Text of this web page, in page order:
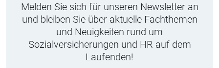
Melden Sie sich für unseren Newsletter an
und bleiben Sie über aktuelle Fachthemen
und Neuigkeiten rund um
Sozialversicherungen und HR auf dem
Laufenden!